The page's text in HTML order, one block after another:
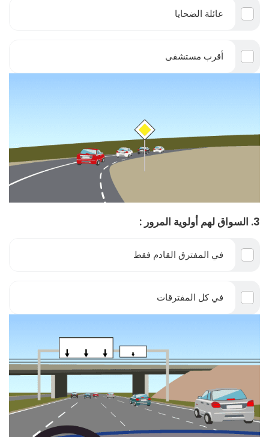
عائلة الضحايا
أقرب مستشفى
3. السواق لهم أولوية المرور :
في المفترق القادم فقط
في كل المفترقات